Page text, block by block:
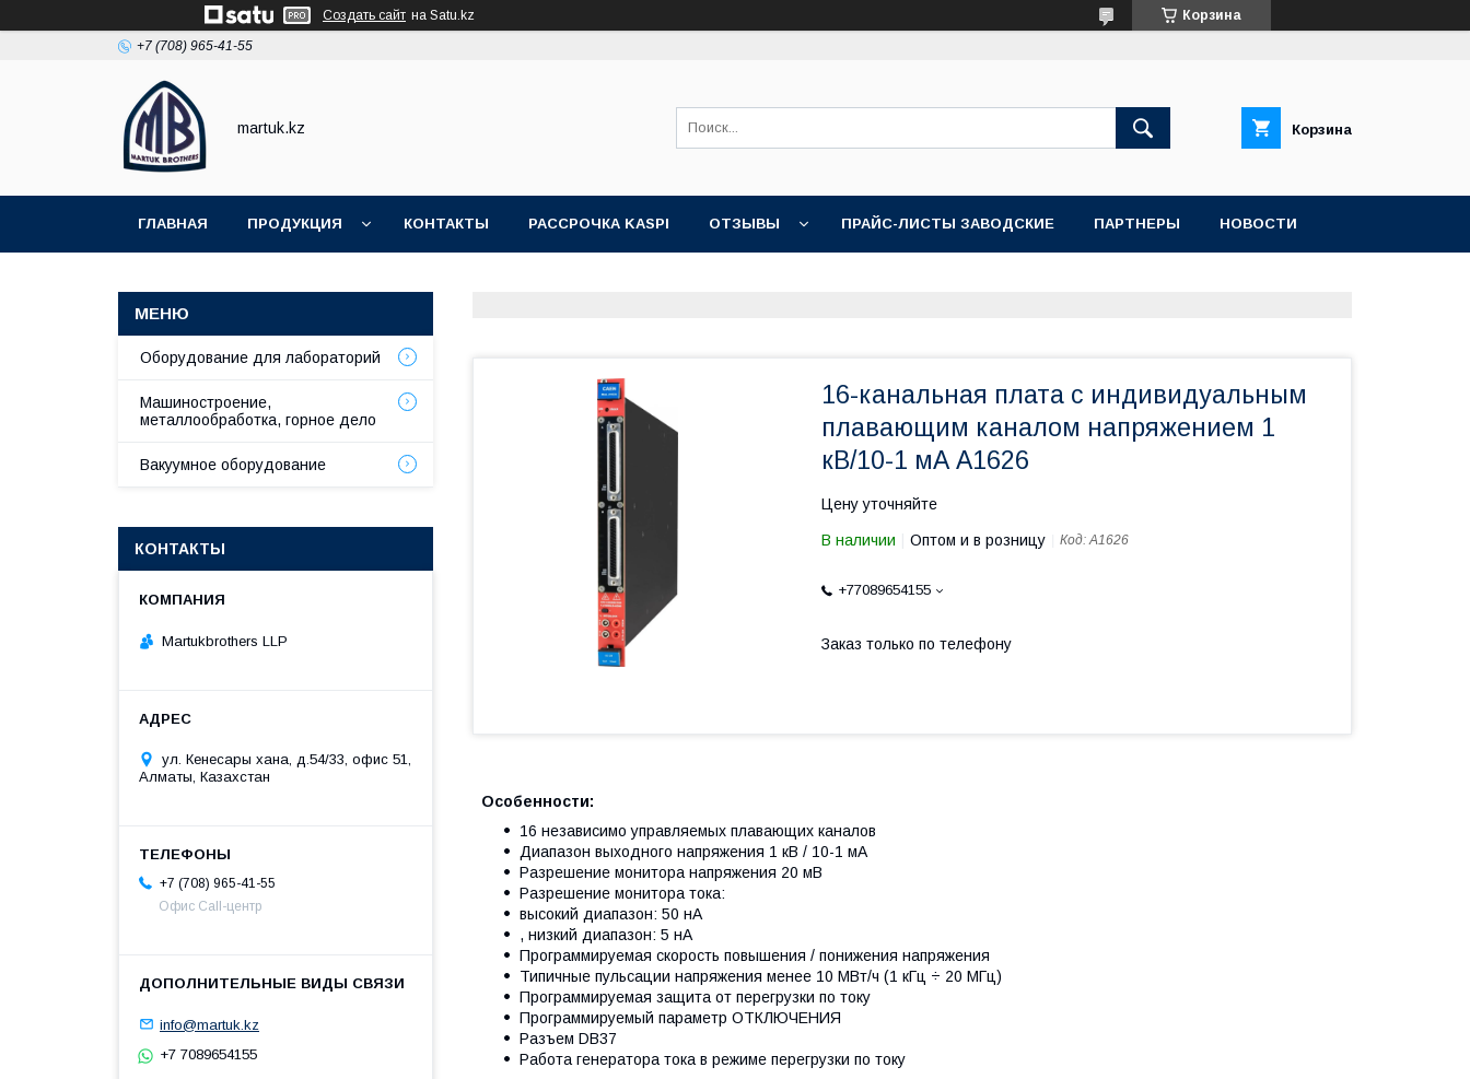
Создать сайт на Satu.kz Корзина
+7 (708) 965-41-55
martuk.kz Корзина
ГЛАВНАЯ ПРОДУКЦИЯ КОНТАКТЫ РАССРОЧКА KASPI ОТЗЫВЫ ПРАЙС-ЛИСТЫ ЗАВОДСКИЕ ПАРТНЕРЫ НОВОСТИ
16-канальная плата с индивидуальным
плавающим каналом напряжением 1
кВ/10-1 мА A1626
Цену уточняйте
В наличии Оптом и в розницу Код:A1626
+77089654155
Заказ только по телефону
Особенности:
16 независимо управляемых плавающих каналов
Диапазон выходного напряжения 1 кВ / 10-1 мА
Разрешение монитора напряжения 20 мВ
Разрешение монитора тока:
высокий диапазон: 50 нА
, низкий диапазон: 5 нА
Программируемая скорость повышения / понижения напряжения
Типичные пульсации напряжения менее 10 МВт/ч (1 кГц ÷ 20 МГц)
Программируемая защита от перегрузки по току
Программируемый параметр ОТКЛЮЧЕНИЯ
Разъем DB37
Работа генератора тока в режиме перегрузки по току
Оборудование для лабораторий
Машиностроение,
металлообработка, горное дело
Вакуумное оборудование
КОНТАКТЫ
Martukbrothers LLP
ул. Кенесары хана, д.54/33, офис 51,
Алматы, Казахстан
+7 (708) 965-41-55
Офис Call-центр
info@martuk.kz
+7 7089654155